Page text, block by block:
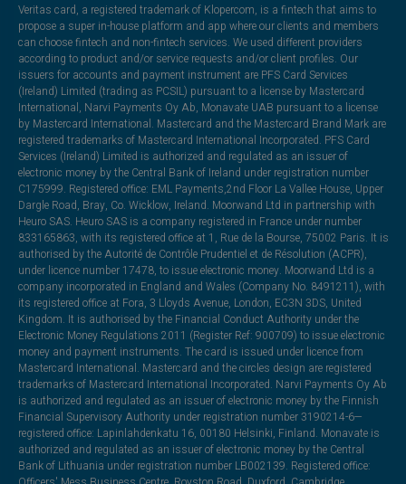
Veritas card, a registered trademark of Klopercom, is a fintech that aims to
propose a super in-house platform and app where our clients and members
can choose fintech and non-fintech services. We used different providers
according to product and/or service requests and/or client profiles. Our
issuers for accounts and payment instrument are PFS Card Services
(Ireland) Limited (trading as PCSIL) pursuant to a license by Mastercard
International, Narvi Payments Oy Ab, Monavate UAB pursuant to a license
by Mastercard International. Mastercard and the Mastercard Brand Mark are
registered trademarks of Mastercard International Incorporated. PFS Card
Services (Ireland) Limited is authorized and regulated as an issuer of
electronic money by the Central Bank of Ireland under registration number
C175999. Registered office: EML Payments,2nd Floor La Vallee House, Upper
Dargle Road, Bray, Co. Wicklow, Ireland. Moorwand Ltd in partnership with
Heuro SAS. Heuro SAS is a company registered in France under number
833165863, with its registered office at 1, Rue de la Bourse, 75002 Paris. It is
authorised by the Autorité de Contrôle Prudentiel et de Résolution (ACPR),
under licence number 17478, to issue electronic money. Moorwand Ltd is a
company incorporated in England and Wales (Company No. 8491211), with
its registered office at Fora, 3 Lloyds Avenue, London, EC3N 3DS, United
Kingdom. It is authorised by the Financial Conduct Authority under the
Electronic Money Regulations 2011 (Register Ref: 900709) to issue electronic
money and payment instruments. The card is issued under licence from
Mastercard International. Mastercard and the circles design are registered
trademarks of Mastercard International Incorporated. Narvi Payments Oy Ab
is authorized and regulated as an issuer of electronic money by the Finnish
Financial Supervisory Authority under registration number 3190214-6—
registered office: Lapinlahdenkatu 16, 00180 Helsinki, Finland. Monavate is
authorized and regulated as an issuer of electronic money by the Central
Bank of Lithuania under registration number LB002139. Registered office: